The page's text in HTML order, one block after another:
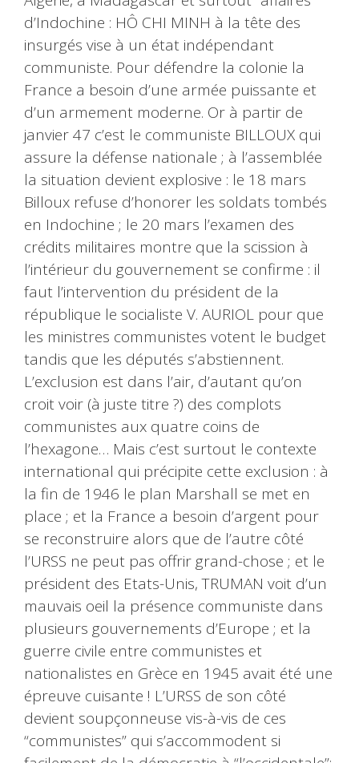
d’Indochine : HÔ CHI MINH à la tête des
insurgés vise à un état indépendant
communiste. Pour défendre la colonie la
France a besoin d’une armée puissante et
d’un armement moderne. Or à partir de
janvier 47 c’est le communiste BILLOUX qui
assure la défense nationale ; à l’assemblée
la situation devient explosive : le 18 mars
Billoux refuse d’honorer les soldats tombés
en Indochine ; le 20 mars l’examen des
crédits militaires montre que la scission à
l’intérieur du gouvernement se confirme : il
faut l’intervention du président de la
république le socialiste V. AURIOL pour que
les ministres communistes votent le budget
tandis que les députés s’abstiennent.
L’exclusion est dans l’air, d’autant qu’on
croit voir (à juste titre ?) des complots
communistes aux quatre coins de
l’hexagone… Mais c’est surtout le contexte
international qui précipite cette exclusion : à
la fin de 1946 le plan Marshall se met en
place ; et la France a besoin d’argent pour
se reconstruire alors que de l’autre côté
l’URSS ne peut pas offrir grand-chose ; et le
président des Etats-Unis, TRUMAN voit d’un
mauvais oeil la présence communiste dans
plusieurs gouvernements d’Europe ; et la
guerre civile entre communistes et
nationalistes en Grèce en 1945 avait été une
épreuve cuisante ! L’URSS de son côté
devient soupçonneuse vis-à-vis de ces
“communistes” qui s’accommodent si